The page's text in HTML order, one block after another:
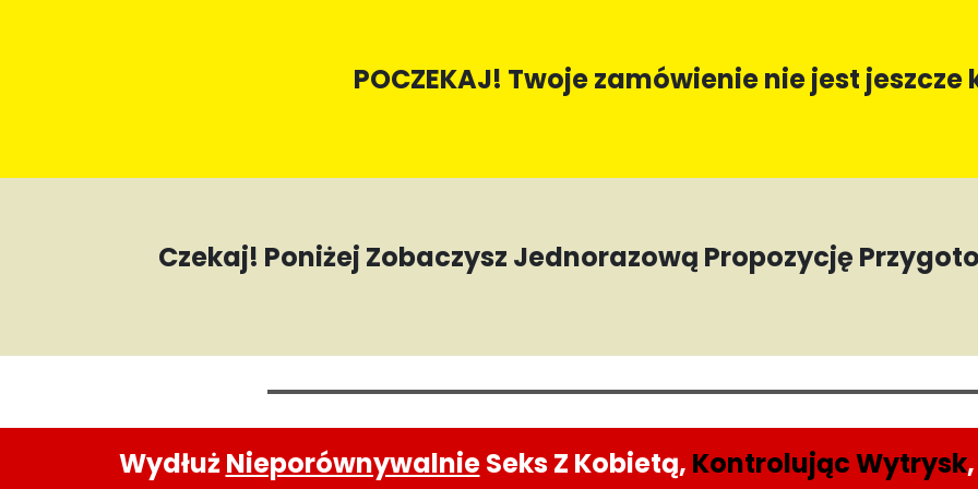
POCZEKAJ! Twoje zamówienie nie jest
Czekaj! Poniżej Zobaczysz Jednorazową Propozycję
WydłużNieporównywalnieSeks Z Kobietą, Kontrolując Wytrysk